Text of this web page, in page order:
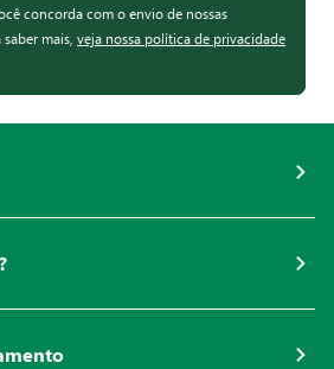
concorda com o envio de nossas
mais, veja nossa política de privacidade